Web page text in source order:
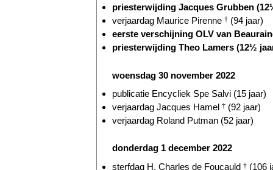
priesterwijding Jacques Grubben
verjaardag Maurice Pirenne † (94 jaar)
eerste verschijning OLV van
priesterwijding Theo Lamers (12½
woensdag 30 november 2022
publicatie Encycliek Spe Salvi (15 jaar)
verjaardag Jacques Hamel † (92 jaar)
verjaardag Roland Putman (52 jaar)
donderdag 1 december 2022
sterfdag H. Charles de Foucauld † (106